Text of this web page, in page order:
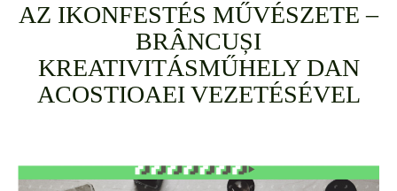
AZ IKONFESTÉS MŰVÉSZETE –
BRÂNCUȘI
KREATIVITÁSMŰHELY DAN
ACOSTIOAEI VEZETÉSÉVEL